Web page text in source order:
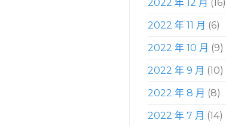
2022 年 12 月 (16)
2022 年 11 月 (6)
2022 年 10 月 (9)
2022 年 9 月 (10)
2022 年 8 月 (8)
2022 年 7 月 (14)